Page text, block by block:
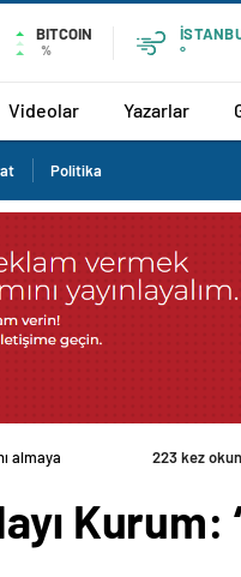
BITCOIN
%
°
Videolar Yazarlar
Politika
almaya başlayacağız”
Kurum: